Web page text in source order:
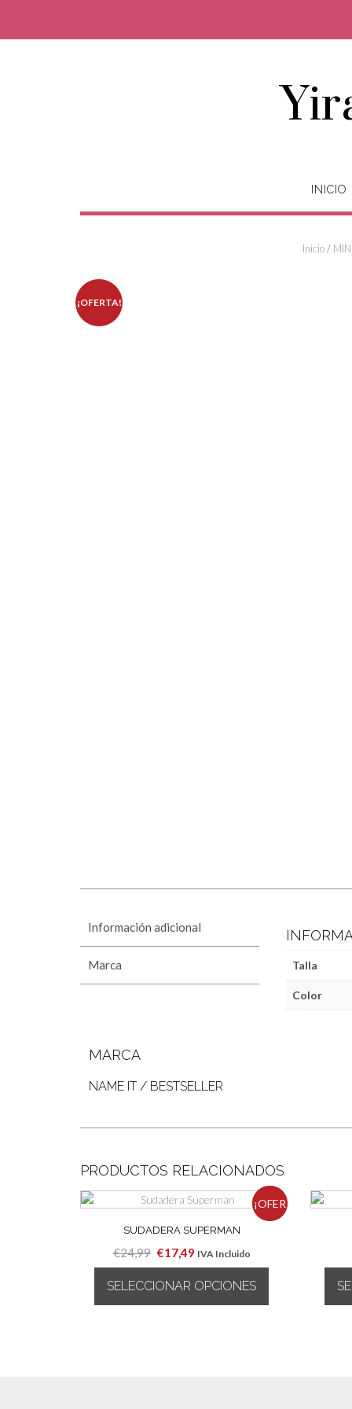
contenido
INICIO
Inicio/ MINI
¡OFERTA!
Información adicional
Marca Talla
Color
MARCA
NAME IT / BESTSELLER
PRODUCTOS RELACIONADOS
¡OFER
SUDADERA SUPERMAN
€24,99 El
precio
original
era:
€17,49El
precio
actual
es:
IVA Incluido
SELECCIONAR OPCIONES